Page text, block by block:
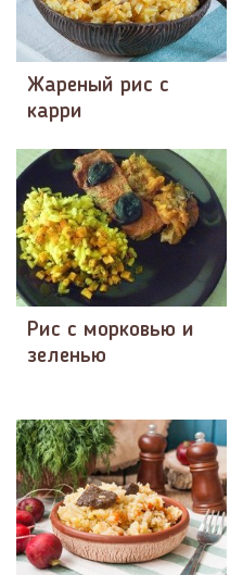
Жареный рис с
карри
Рис с морковью и
зеленью